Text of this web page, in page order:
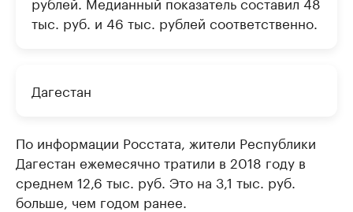
тыс. руб. и 46 тыс. рублей соответственно.
Дагестан
По информации Росстата, жители Республики
Дагестан ежемесячно тратили в 2018 году в
среднем 12,6 тыс. руб. Это на 3,1 тыс. руб.
больше, чем годом ранее.